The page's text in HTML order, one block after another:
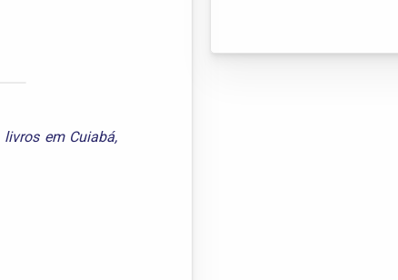
livros em Cuiabá,